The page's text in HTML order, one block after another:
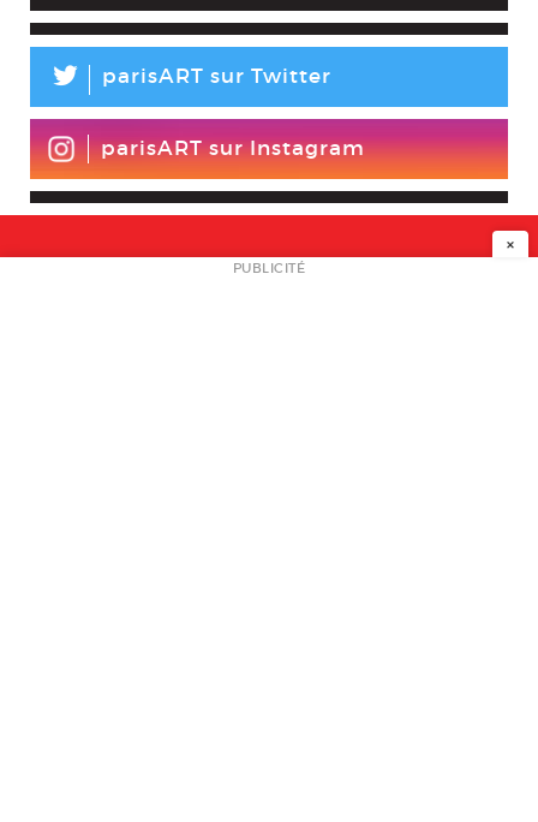
L parisART sur Twitter
parisART sur Instagram
NEWSLETTER
×
PUBLICITÉ